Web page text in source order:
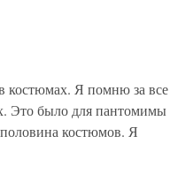
Я помню за все
Это было для пантомимы
костюмов. Я